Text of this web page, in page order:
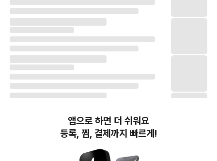
앱으로 하면 더 쉬워요
등록, 찜, 결제까지 빠르게!